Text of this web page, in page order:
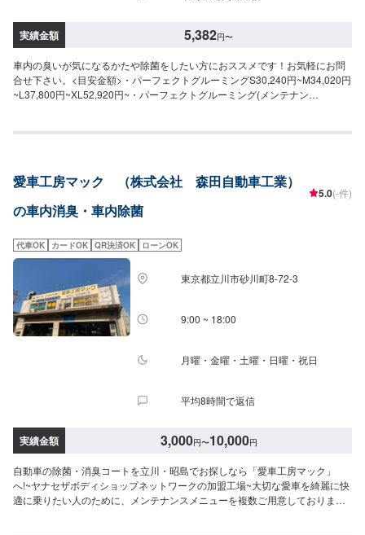
実績金額 5,382円〜
車内の臭いが気になるかたや除菌をしたい方におススメです！お気軽にお問
合せ下さい。<目安金額>・パーフェクトグルーミングS30,240円~M34,020円
~L37,800円~XL52,920円~・パーフェクトグルーミング(メンテナン
愛車工房マック （株式会社 森田自動車工業）
の車内消臭・車内除菌
5.0(-件)
代車OK カードOK QR決済OK ローンOK
東京都立川市砂川町8-72-3
9:00 ~ 18:00
月曜・金曜・土曜・日曜・祝日
平均8時間で返信
実績金額 3,000円〜10,000円
自動車の除菌・消臭コートを立川・昭島でお探しなら「愛車工房マック」
へ!~ヤナセザボディショップネットワークの加盟工場~大切な愛車を綺麗に快
適に乗りたい人のために、メンテナンスメニューを複数ご用意しておりま